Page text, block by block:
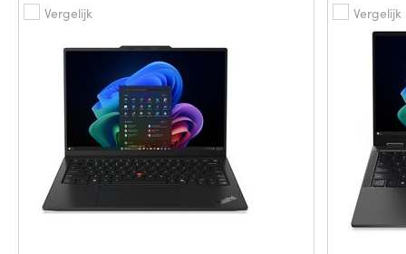
Vergelijk Vergelijk